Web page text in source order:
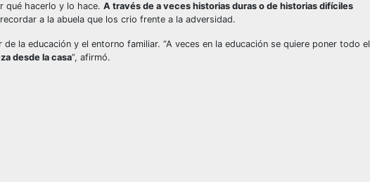
qué hacerlo y lo hace. A través de a veces historias duras o de historias difíciles
a la abuela que los crio frente a la adversidad.
la educación y el entorno familiar. “A veces en la educación se quiere poner todo el
desde la casa”, afirmó.